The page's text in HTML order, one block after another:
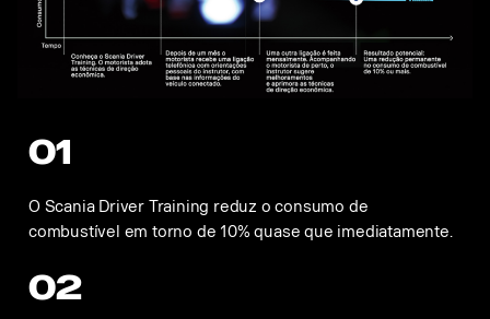
01
O Scania Driver Training reduz o consumo de
combustível em torno de 10% quase que imediatamente.
02